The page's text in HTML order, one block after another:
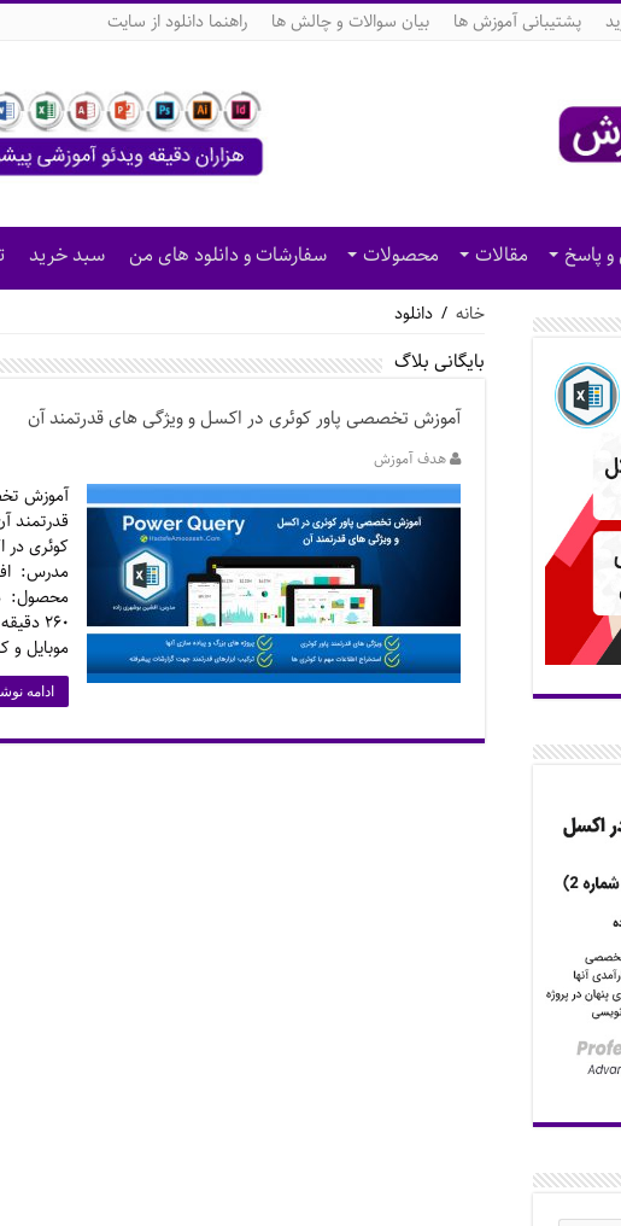
پشتیبانی آموزش ها بیان سوالات و چالش ها راهنما دانلود از سایت
پاسخ مقالات محصولات سفارشات و دانلود های من سبد خرید
خانه / دانلود
بایگانی بلاگ
آموزش تخصصی پاور کوئری در اکسل و ویژگی های قدرتمند آن
هدف آموزش
آموزش
کوئری در
مدرس:
موبایل و
ادامه